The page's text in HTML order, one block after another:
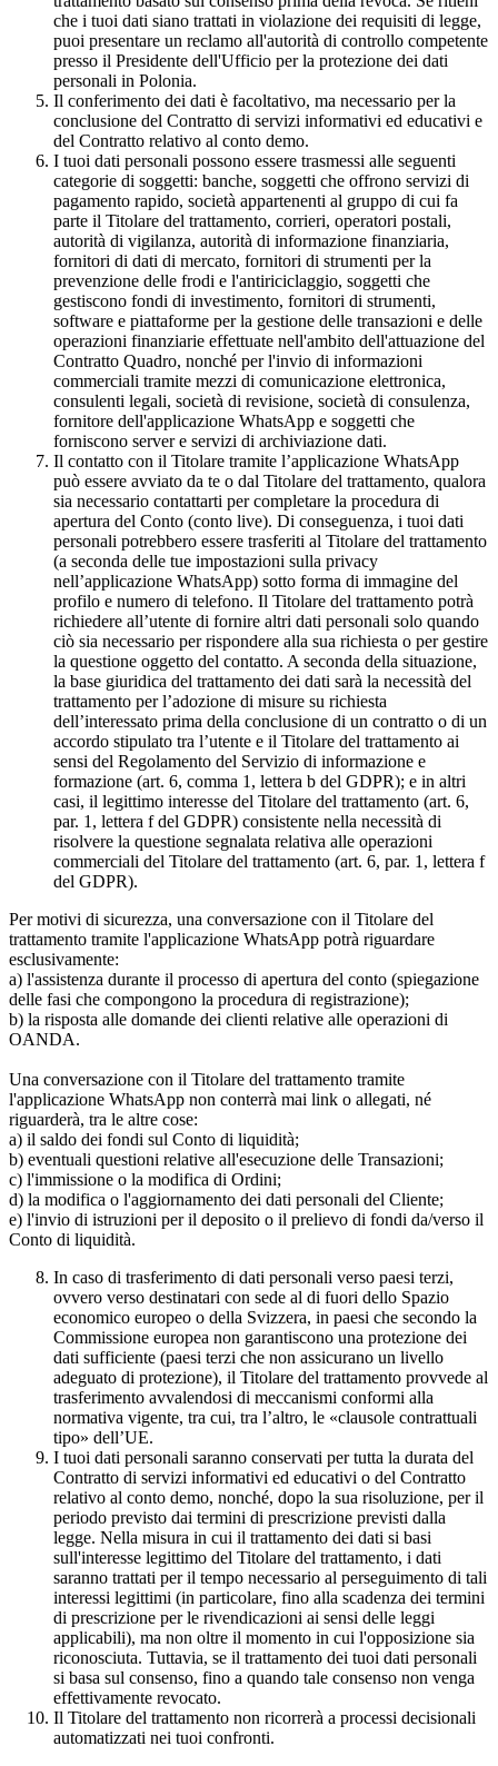
che i tuoi dati siano trattati in violazione dei requisiti di legge,
puoi presentare un reclamo all'autorità di controllo competente
presso il Presidente dell'Ufficio per la protezione dei dati
personali in Polonia.
Il conferimento dei dati è facoltativo, ma necessario per la
conclusione del Contratto di servizi informativi ed educativi e
del Contratto relativo al conto demo.
I tuoi dati personali possono essere trasmessi alle seguenti
categorie di soggetti: banche, soggetti che offrono servizi di
pagamento rapido, società appartenenti al gruppo di cui fa
parte il Titolare del trattamento, corrieri, operatori postali,
autorità di vigilanza, autorità di informazione finanziaria,
fornitori di dati di mercato, fornitori di strumenti per la
prevenzione delle frodi e l'antiriciclaggio, soggetti che
gestiscono fondi di investimento, fornitori di strumenti,
software e piattaforme per la gestione delle transazioni e delle
operazioni finanziarie effettuate nell'ambito dell'attuazione del
Contratto Quadro, nonché per l'invio di informazioni
commerciali tramite mezzi di comunicazione elettronica,
consulenti legali, società di revisione, società di consulenza,
fornitore dell'applicazione WhatsApp e soggetti che
forniscono server e servizi di archiviazione dati.
Il contatto con il Titolare tramite l’applicazione WhatsApp
può essere avviato da te o dal Titolare del trattamento, qualora
sia necessario contattarti per completare la procedura di
apertura del Conto (conto live). Di conseguenza, i tuoi dati
personali potrebbero essere trasferiti al Titolare del trattamento
(a seconda delle tue impostazioni sulla privacy
nell’applicazione WhatsApp) sotto forma di immagine del
profilo e numero di telefono. Il Titolare del trattamento potrà
richiedere all’utente di fornire altri dati personali solo quando
ciò sia necessario per rispondere alla sua richiesta o per gestire
la questione oggetto del contatto. A seconda della situazione,
la base giuridica del trattamento dei dati sarà la necessità del
trattamento per l’adozione di misure su richiesta
dell’interessato prima della conclusione di un contratto o di un
accordo stipulato tra l’utente e il Titolare del trattamento ai
sensi del Regolamento del Servizio di informazione e
formazione (art. 6, comma 1, lettera b del GDPR); e in altri
casi, il legittimo interesse del Titolare del trattamento (art. 6,
par. 1, lettera f del GDPR) consistente nella necessità di
risolvere la questione segnalata relativa alle operazioni
commerciali del Titolare del trattamento (art. 6, par. 1, lettera f
del GDPR).
Per motivi di sicurezza, una conversazione con il Titolare del
trattamento tramite l'applicazione WhatsApp potrà riguardare
esclusivamente:
a) l'assistenza durante il processo di apertura del conto (spiegazione
delle fasi che compongono la procedura di registrazione);
b) la risposta alle domande dei clienti relative alle operazioni di
OANDA.
Una conversazione con il Titolare del trattamento tramite
l'applicazione WhatsApp non conterrà mai link o allegati, né
riguarderà, tra le altre cose:
a) il saldo dei fondi sul Conto di liquidità;
b) eventuali questioni relative all'esecuzione delle Transazioni;
c) l'immissione o la modifica di Ordini;
d) la modifica o l'aggiornamento dei dati personali del Cliente;
e) l'invio di istruzioni per il deposito o il prelievo di fondi da/verso il
Conto di liquidità.
In caso di trasferimento di dati personali verso paesi terzi,
ovvero verso destinatari con sede al di fuori dello Spazio
economico europeo o della Svizzera, in paesi che secondo la
Commissione europea non garantiscono una protezione dei
dati sufficiente (paesi terzi che non assicurano un livello
adeguato di protezione), il Titolare del trattamento provvede al
trasferimento avvalendosi di meccanismi conformi alla
normativa vigente, tra cui, tra l’altro, le «clausole contrattuali
tipo» dell’UE.
I tuoi dati personali saranno conservati per tutta la durata del
Contratto di servizi informativi ed educativi o del Contratto
relativo al conto demo, nonché, dopo la sua risoluzione, per il
periodo previsto dai termini di prescrizione previsti dalla
legge. Nella misura in cui il trattamento dei dati si basi
sull'interesse legittimo del Titolare del trattamento, i dati
saranno trattati per il tempo necessario al perseguimento di tali
interessi legittimi (in particolare, fino alla scadenza dei termini
di prescrizione per le rivendicazioni ai sensi delle leggi
applicabili), ma non oltre il momento in cui l'opposizione sia
riconosciuta. Tuttavia, se il trattamento dei tuoi dati personali
si basa sul consenso, fino a quando tale consenso non venga
effettivamente revocato.
Il Titolare del trattamento non ricorrerà a processi decisionali
automatizzati nei tuoi confronti.